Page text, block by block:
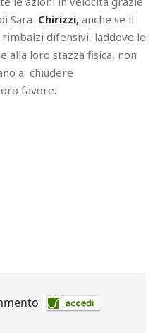
Sara Chirizzi, anche se il
difensivi, laddove le
alla loro stazza fisica, non
a chiudere
favore.